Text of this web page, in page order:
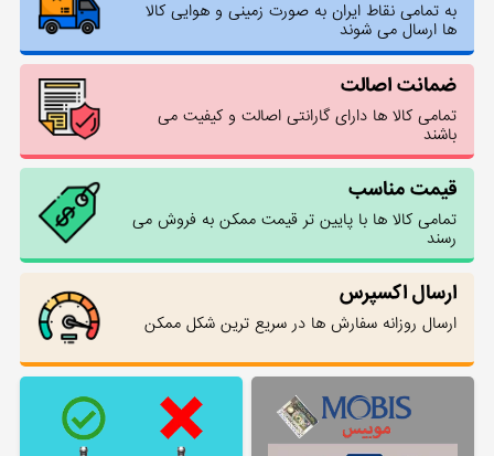
به تمامی نقاط ایران به صورت زمینی و هوایی کالا
ها ارسال می شوند
ضمانت اصالت
تمامی کالا ها دارای گارانتی اصالت و کیفیت می
باشند
قیمت مناسب
تمامی کالا ها با پایین تر قیمت ممکن به فروش می
رسند
ارسال اکسپرس
ارسال روزانه سفارش ها در سریع ترین شکل ممکن